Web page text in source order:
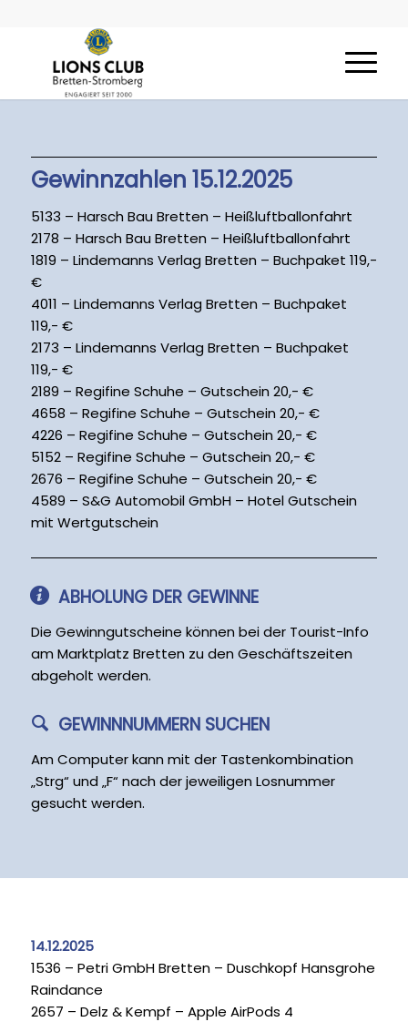
Gewinnzahlen 15.12.2025
5133 – Harsch Bau Bretten – Heißluftballonfahrt
2178 – Harsch Bau Bretten – Heißluftballonfahrt
1819 – Lindemanns Verlag Bretten – Buchpaket 119,-
€
4011 – Lindemanns Verlag Bretten – Buchpaket
119,- €
2173 – Lindemanns Verlag Bretten – Buchpaket
119,- €
2189 – Regifine Schuhe – Gutschein 20,- €
4658 – Regifine Schuhe – Gutschein 20,- €
4226 – Regifine Schuhe – Gutschein 20,- €
5152 – Regifine Schuhe – Gutschein 20,- €
2676 – Regifine Schuhe – Gutschein 20,- €
4589 – S&G Automobil GmbH – Hotel Gutschein
mit Wertgutschein
ABHOLUNG DER GEWINNE
Die Gewinngutscheine können bei der Tourist-Info
am Marktplatz Bretten zu den Geschäftszeiten
abgeholt werden.
GEWINNNUMMERN SUCHEN
Am Computer kann mit der Tastenkombination
„Strg“ und „F“ nach der jeweiligen Losnummer
gesucht werden.
14.12.2025
1536 – Petri GmbH Bretten – Duschkopf Hansgrohe
Raindance
2657 – Delz & Kempf – Apple AirPods 4